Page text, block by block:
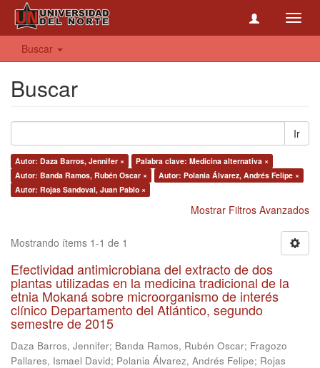
Buscar
Buscar
Ir
Autor: Daza Barros, Jennifer ×
Palabra clave: Medicina alternativa ×
Autor: Banda Ramos, Rubén Oscar ×
Autor: Polania Álvarez, Andrés Felipe ×
Autor: Rojas Sandoval, Juan Pablo ×
Mostrar Filtros Avanzados
Mostrando ítems 1-1 de 1
Efectividad antimicrobiana del extracto de dos
plantas utilizadas en la medicina tradicional de la
etnia Mokaná sobre microorganismo de interés
clínico Departamento del Atlántico, segundo
semestre de 2015
Daza Barros, Jennifer; Banda Ramos, Rubén Oscar; Fragozo
Pallares, Ismael David; Polania Álvarez, Andrés Felipe; Rojas